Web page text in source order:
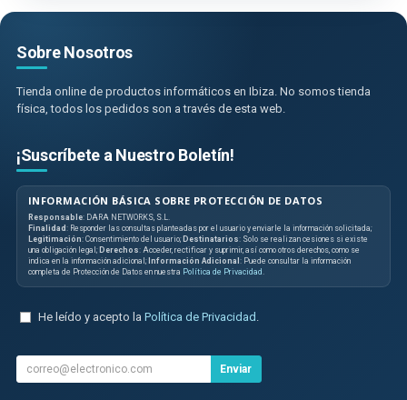
Sobre Nosotros
Tienda online de productos informáticos en Ibiza. No somos tienda
física, todos los pedidos son a través de esta web.
¡Suscríbete a Nuestro Boletín!
INFORMACIÓN BÁSICA SOBRE PROTECCIÓN DE DATOS
Responsable: DARA NETWORKS, S.L.
Finalidad : Responder las consultas planteadas por el usuario y enviarle la información solicitada;
Legitimación: Consentimiento del usuario; Destinatarios: Solo se realizan cesiones si existe
una obligación legal; Derechos: Acceder, rectificar y suprimir, así como otros derechos, como se
indica en la información adicional; Información Adicional : Puede consultar la información
completa de Protección de Datos en nuestra Política de Privacidad
He leído y acepto la Política de Privacidad
Enviar